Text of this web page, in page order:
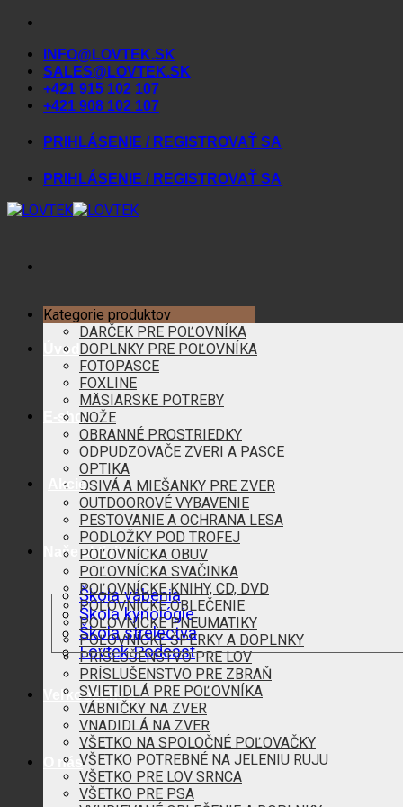
Skip
contentINFO@LOVTEK.SK
SALES@LOVTEK.SK
+421 915 102 107
+421 908 102 107
PRIHLÁSENIE / REGISTROVAŤ SA
PRIHLÁSENIE / REGISTROVAŤ SA
Úvod
E-shop
Akcie
Naše aktivity
Škola vábenia
Škola kynológie
Škola strelectva
Lovtek Podcast
Veľkoobchod
O nás
Kategorie produktov
DARČEK PRE POĽOVNÍKA
DOPLNKY PRE POĽOVNÍKA
FOTOPASCE
FOXLINE
MÄSIARSKE POTREBY
NOŽE
OBRANNÉ PROSTRIEDKY
ODPUDZOVAČE ZVERI A PASCE
OPTIKA
OSIVÁ A MIEŠANKY PRE ZVER
OUTDOOROVÉ VYBAVENIE
PESTOVANIE A OCHRANA LESA
PODLOŽKY POD TROFEJ
POĽOVNÍCKA OBUV
POĽOVNÍCKA SVAČINKA
POĽOVNÍCKE KNIHY, CD, DVD
POĽOVNÍCKE OBLEČENIE
POĽOVNÍCKE PNEUMATIKY
POĽOVNÍCKE ŠPERKY A DOPLNKY
PRÍSLUŠENSTVO PRE LOV
PRÍSLUŠENSTVO PRE ZBRAŇ
SVIETIDLÁ PRE POĽOVNÍKA
VÁBNIČKY NA ZVER
VNADIDLÁ NA ZVER
VŠETKO NA SPOLOČNÉ POĽOVAČKY
VŠETKO POTREBNÉ NA JELENIU RUJU
VŠETKO PRE LOV SRNCA
VŠETKO PRE PSA